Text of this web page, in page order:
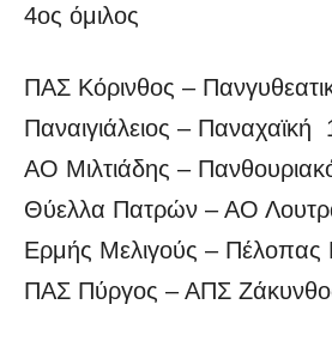
4ος όμιλος
ΠΑΣ Κόρινθος –
Παναιγιάλειος – Παναχαϊκή
ΑΟ Μιλτιάδης –
Θύελλα Πατρών – ΑΟ
Ερμής Μελιγούς – Πέλοπας
ΠΑΣ Πύργος – ΑΠΣ